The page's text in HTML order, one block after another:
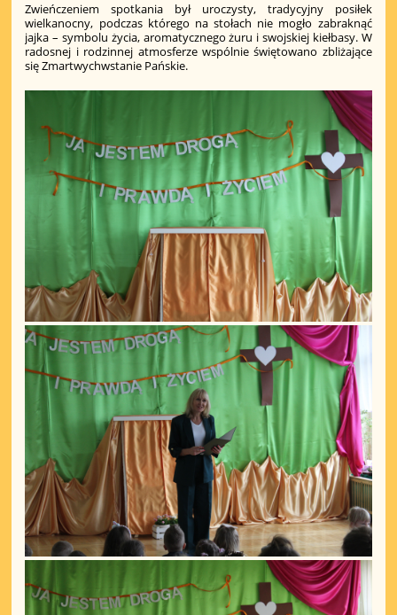
Zwieńczeniem spotkania był uroczysty, tradycyjny posiłek
wielkanocny, podczas którego na stołach nie mogło zabraknąć
jajka – symbolu życia, aromatycznego żuru i swojskiej kiełbasy. W
radosnej i rodzinnej atmosferze wspólnie świętowano zbliżające
się Zmartwychwstanie Pańskie.